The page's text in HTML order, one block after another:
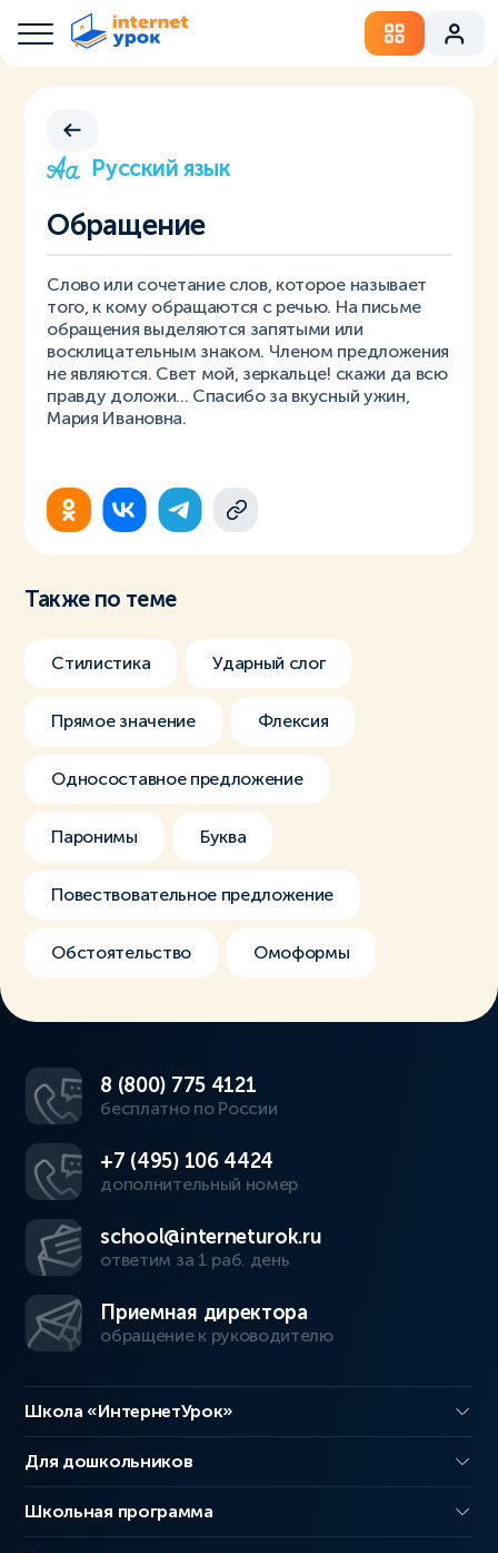
Русский язык
Обращение
Слово или сочетание слов, которое называет
того, к кому обращаются с речью. На письме
обращения выделяются запятыми или
восклицательным знаком. Членом предложения
не являются. Свет мой, зеркальце! скажи да всю
правду доложи... Спасибо за вкусный ужин,
Мария Ивановна.
Также по теме
Стилистика Ударный слог
Прямое значение Флексия
Односоставное предложение
Паронимы Буква
Повествовательное предложение
Обстоятельство Омоформы
8 (800) 775 4121
бесплатно по России
+7 (495) 106 4424
дополнительный номер
school@interneturok.ru
ответим за 1 раб. день
Приемная директора
обращение к руководителю
Школа «ИнтернетУрок»
Для дошкольников
Школьная программа